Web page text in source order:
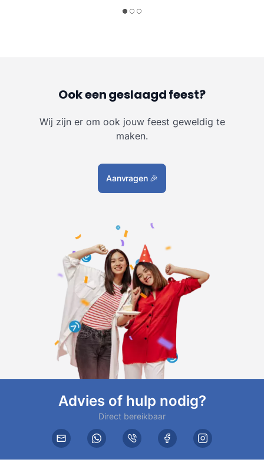
Ook een geslaagd feest?
Wij zijn er om ook jouw feest geweldig te
maken.
Aanvragen 🎉
Advies of hulp nodig?
Direct bereikbaar